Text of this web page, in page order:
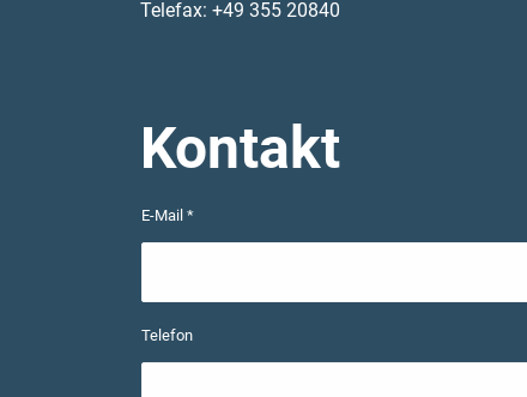
Telefax: +49 355 20840
Kontakt
E-Mail *
Telefon